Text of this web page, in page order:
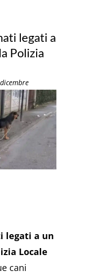
legati a
Polizia
legati a un
Locale
cani